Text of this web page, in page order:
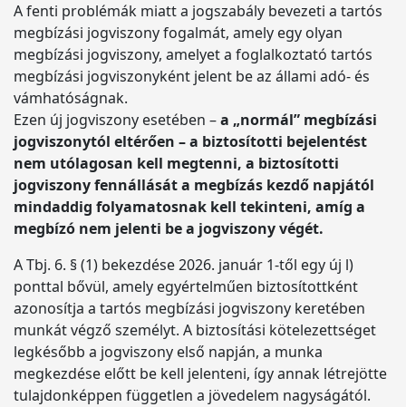
A fenti problémák miatt a jogszabály bevezeti a tartós
megbízási jogviszony fogalmát, amely egy olyan
megbízási jogviszony, amelyet a foglalkoztató tartós
megbízási jogviszonyként jelent be az állami adó- és
vámhatóságnak.
Ezen új jogviszony esetében –a „normál” megbízási
jogviszonytól eltérően – a biztosítotti bejelentést
nem utólagosan kell megtenni, a biztosítotti
jogviszony fennállását a megbízás kezdő napjától
mindaddig folyamatosnak kell tekinteni, amíg a
megbízó nem jelenti be a jogviszony végét.
A Tbj. 6. § (1) bekezdése 2026. január 1-től egy új l)
ponttal bővül, amely egyértelműen biztosítottként
azonosítja a tartós megbízási jogviszony keretében
munkát végző személyt. A biztosítási kötelezettséget
legkésőbb a jogviszony első napján, a munka
megkezdése előtt be kell jelenteni, így annak létrejötte
tulajdonképpen független a jövedelem nagyságától.